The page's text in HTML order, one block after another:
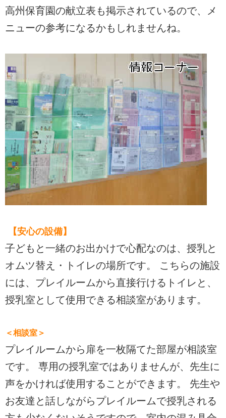
高州保育園の献立表も掲示されているので、メ
ニューの参考になるかもしれませんね。
【安心の設備】
子どもと一緒のお出かけで心配なのは、授乳と
オムツ替え・トイレの場所です。 こちらの施設
には、プレイルームから直接行けるトイレと、
授乳室として使用できる相談室があります。
＜相談室＞
プレイルームから扉を一枚隔てた部屋が相談室
です。 専用の授乳室ではありませんが、先生に
声をかければ使用することができます。 先生や
お友達と話しながらプレイルームで授乳される